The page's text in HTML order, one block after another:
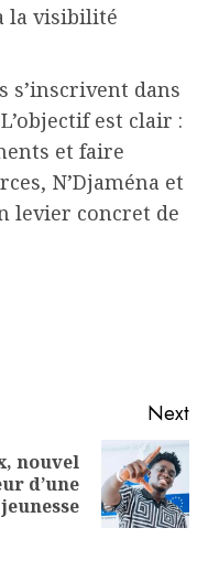
la visibilité
s’inscrivent dans
est clair :
et faire
N’Djaména et
levier concret de
Next
nouvel
d’une